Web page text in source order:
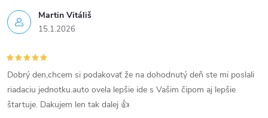
u
Martin Vitáliš
15.1.2026
Dobrý den,chcem si podakovať že na dohodnutý deň ste mi poslali
riadaciu jednotku.auto ovela lepšie ide s Vašim čipom aj lepšie
štartuje. Dakujem len tak dalej 👍